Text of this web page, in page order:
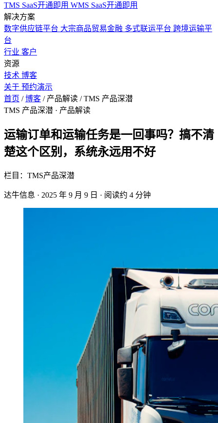
TMS SaaS开通即用 WMS SaaS开通即用
解决方案
数字供应链平台 大宗商品贸易金融 多式联运平台 跨境运输平
台
行业 客户
资源
技术 博客
关于 预约演示
首页 / 博客 / 产品解读 / TMS 产品深潜
TMS 产品深潜 · 产品解读
运输订单和运输任务是一回事吗？搞不清
楚这个区别，系统永远用不好
栏目：TMS产品深潜
达牛信息 · 2025 年 9 月 9 日 · 阅读约 4 分钟